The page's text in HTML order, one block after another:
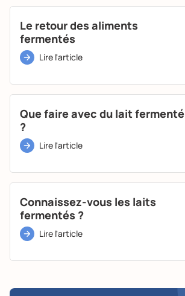
Le retour des aliments
fermentés
Lire l'article
Que faire avec du lait fermenté
?
Lire l'article
Connaissez-vous les laits
fermentés ?
Lire l'article